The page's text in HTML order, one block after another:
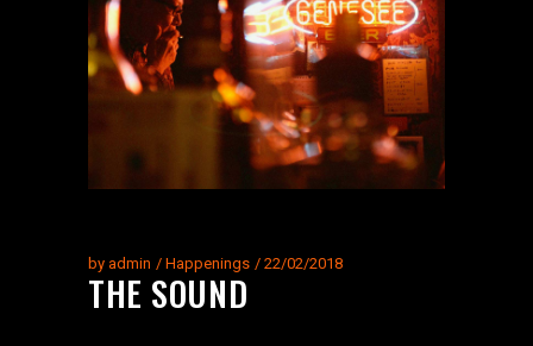
by admin Happenings 22/02/2018
THE SOUND